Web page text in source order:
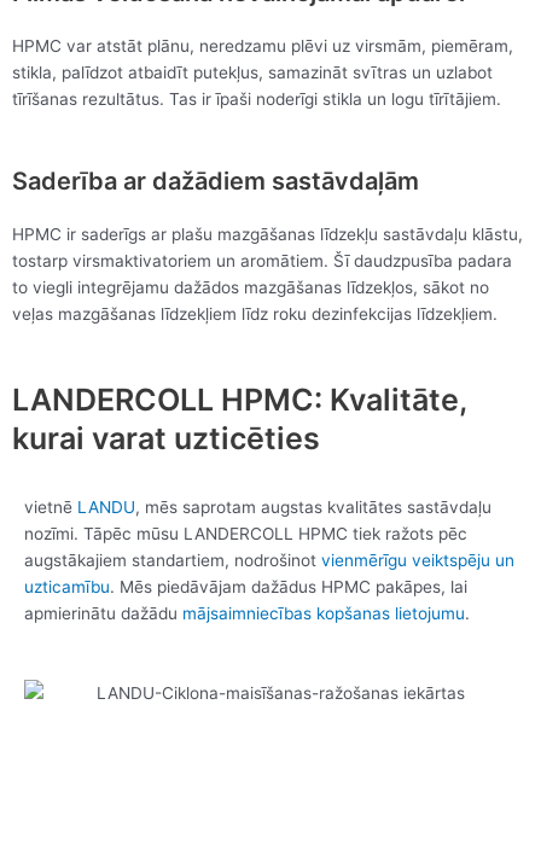
HPMC var atstāt plānu, neredzamu plēvi uz virsmām, piemēram,
stikla, palīdzot atbaidīt putekļus, samazināt svītras un uzlabot
tīrīšanas rezultātus. Tas ir īpaši noderīgi stikla un logu tīrītājiem.
Saderība ar dažādiem sastāvdaļām
HPMC ir saderīgs ar plašu mazgāšanas līdzekļu sastāvdaļu klāstu,
tostarp virsmaktivatoriem un aromātiem. Šī daudzpusība padara
to viegli integrējamu dažādos mazgāšanas līdzekļos, sākot no
veļas mazgāšanas līdzekļiem līdz roku dezinfekcijas līdzekļiem.
LANDERCOLL HPMC: Kvalitāte,
kurai varat uzticēties
vietnē LANDU, mēs saprotam augstas kvalitātes sastāvdaļu
nozīmi. Tāpēc mūsu LANDERCOLL HPMC tiek ražots pēc
augstākajiem standartiem, nodrošinot vienmērīgu veiktspēju un
uzticamību. Mēs piedāvājam dažādus HPMC pakāpes, lai
apmierinātu dažādu mājsaimniecības kopšanas lietojumu.